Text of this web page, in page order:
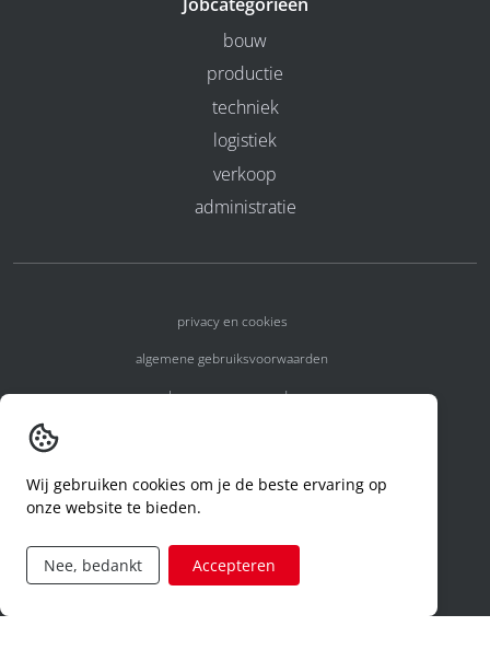
bouw
productie
techniek
logistiek
verkoop
administratie
privacy en cookies
algemene gebruiksvoorwaarden
algemene voorwaarden
code of conduct
aanvraag rechten ivm privacy
Wij gebruiken cookies om je de beste ervaring op
onze website te bieden.
Nee, bedankt Accepteren